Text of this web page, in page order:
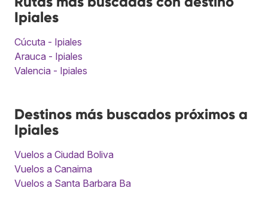
Ipiales
Cúcuta - Ipiales
Arauca - Ipiales
Valencia - Ipiales
Destinos más buscados próximos a
Ipiales
Vuelos a Ciudad Boliva
Vuelos a Canaima
Vuelos a Santa Barbara Ba